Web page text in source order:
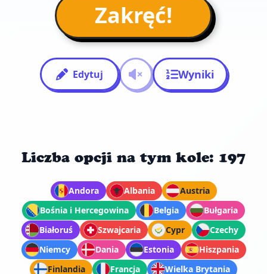
Zakręć!
Edytuj Wyniki
Liczba opcji na tym kole: 197
Andora Albania
Austria
Bośnia i Hercegowina
Belgia
Bułgaria
Białoruś
Szwajcaria Cypr
Czechy
Niemcy
Dania Estonia
Hiszpania
Finlandia
Francja
Wielka Brytania